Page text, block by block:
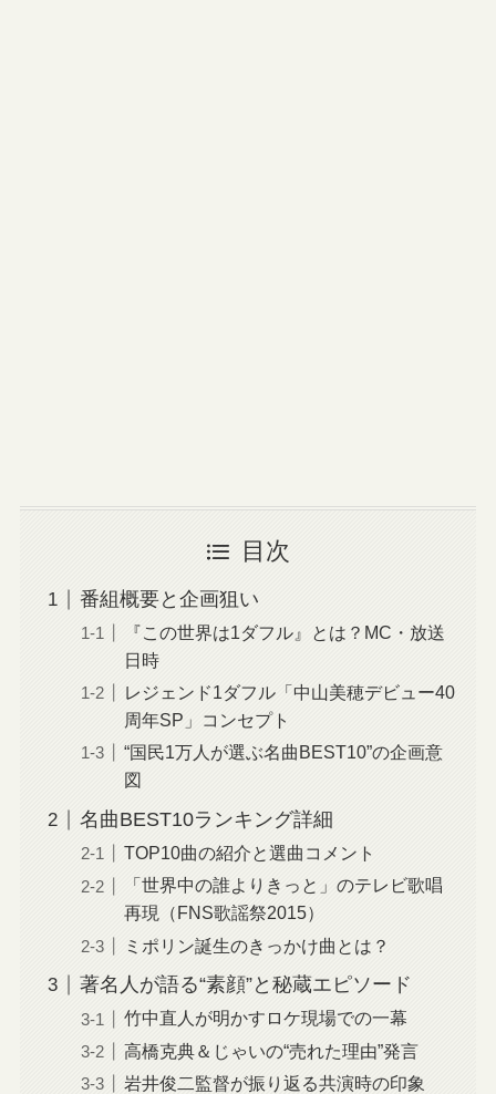
目次
番組概要と企画狙い
『この世界は1ダフル』とは？MC・放送
日時
レジェンド1ダフル「中山美穂デビュー40
周年SP」コンセプト
“国民1万人が選ぶ名曲BEST10”の企画意
図
名曲BEST10ランキング詳細
TOP10曲の紹介と選曲コメント
「世界中の誰よりきっと」のテレビ歌唱
再現（FNS歌謡祭2015）
ミポリン誕生のきっかけ曲とは？
著名人が語る“素顔”と秘蔵エピソード
竹中直人が明かすロケ現場での一幕
高橋克典＆じゃいの“売れた理由”発言
岩井俊二監督が振り返る共演時の印象